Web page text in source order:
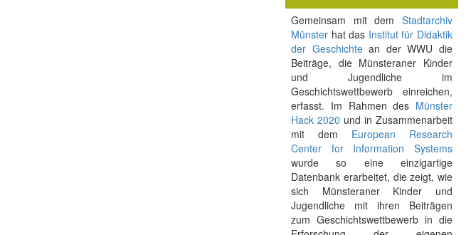
Gemeinsam mit dem Stadtarchiv
Münster hat das Institut für Didaktik
der Geschichtean der WWU die
Beiträge, die Münsteraner Kinder
und Jugendliche im
Geschichtswettbewerb einreichen,
erfasst. Im Rahmen des Münster
Hack 2020 und in Zusammenarbeit
mit dem European Research
Center for Information Systems
wurde so eine einzigartige
Datenbank erarbeitet, die zeigt, wie
sich Münsteraner Kinder und
Jugendliche mit ihren Beiträgen
zum Geschichtswettbewerb in die